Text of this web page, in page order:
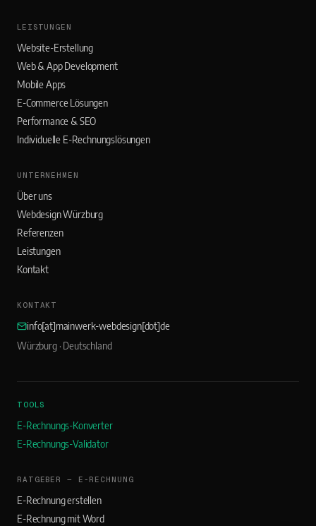
LEISTUNGEN
Website-Erstellung
Web & App Development
Mobile Apps
E-Commerce Lösungen
Performance & SEO
Individuelle E-Rechnungslösungen
UNTERNEHMEN
Über uns
Webdesign Würzburg
Referenzen
Leistungen
Kontakt
KONTAKT
info[at]mainwerk-webdesign[dot]de
Würzburg · Deutschland
TOOLS
E-Rechnungs-Konverter
E-Rechnungs-Validator
RATGEBER — E-RECHNUNG
E-Rechnung erstellen
E-Rechnung mit Word